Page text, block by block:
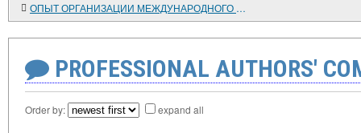
ОПЫТ ОРГАНИЗАЦИИ МЕЖДУНАРОДНОГО КНИГООБМЕНА ГПНТБ СО РАН С ПАРТНЕРАМИ ИЗ СТРАН СНГ И БАЛТИИ
PROFESSIONAL AUTHORS'
Order by: expand all